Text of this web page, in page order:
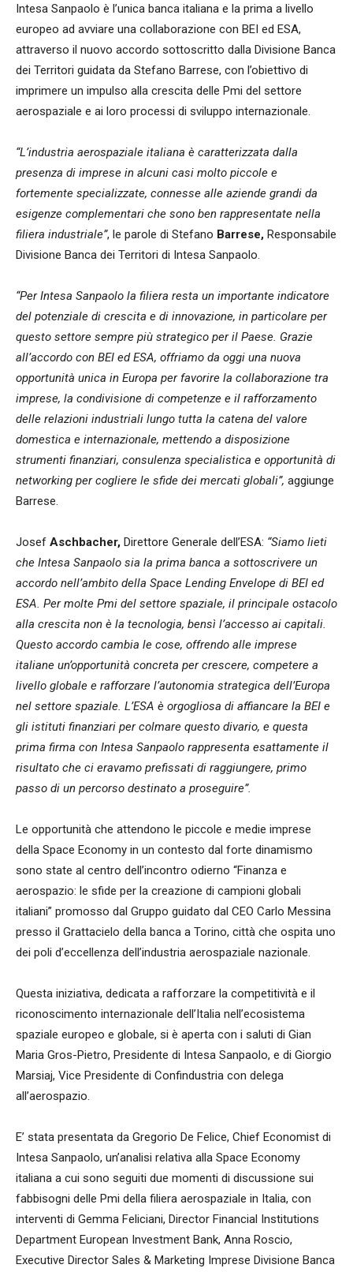
Intesa Sanpaolo è l’unica banca italiana e la prima a livello
europeo ad avviare una collaborazione con BEI ed ESA,
attraverso il nuovo accordo sottoscritto dalla Divisione Banca
dei Territori guidata da Stefano Barrese, con l’obiettivo di
imprimere un impulso alla crescita delle Pmi del settore
aerospaziale e ai loro processi di sviluppo internazionale.
“L’industria aerospaziale italiana è caratterizzata dalla
presenza di imprese in alcuni casi molto piccole e
fortemente specializzate, connesse alle aziende grandi da
esigenze complementari che sono ben rappresentate nella
filiera industriale”, le parole di Stefano Barrese, Responsabile
Divisione Banca dei Territori di Intesa Sanpaolo.
“Per Intesa Sanpaolo la filiera resta un importante indicatore
del potenziale di crescita e di innovazione, in particolare per
questo settore sempre più strategico per il Paese. Grazie
all’accordo con BEI ed ESA, offriamo da oggi una nuova
opportunità unica in Europa per favorire la collaborazione tra
imprese, la condivisione di competenze e il rafforzamento
delle relazioni industriali lungo tutta la catena del valore
domestica e internazionale, mettendo a disposizione
strumenti finanziari, consulenza specialistica e opportunità di
networking per cogliere le sfide dei mercati globali”, aggiunge
Barrese.
Josef Aschbacher, Direttore Generale dell’ESA: “Siamo lieti
che Intesa Sanpaolo sia la prima banca a sottoscrivere un
accordo nell’ambito della Space Lending Envelope di BEI ed
ESA. Per molte Pmi del settore spaziale, il principale ostacolo
alla crescita non è la tecnologia, bensì l’accesso ai capitali.
Questo accordo cambia le cose, offrendo alle imprese
italiane un’opportunità concreta per crescere, competere a
livello globale e rafforzare l’autonomia strategica dell’Europa
nel settore spaziale. L’ESA è orgogliosa di affiancare la BEI e
gli istituti finanziari per colmare questo divario, e questa
prima firma con Intesa Sanpaolo rappresenta esattamente il
risultato che ci eravamo prefissati di raggiungere, primo
passo di un percorso destinato a proseguire”.
Le opportunità che attendono le piccole e medie imprese
della Space Economy in un contesto dal forte dinamismo
sono state al centro dell’incontro odierno “Finanza e
aerospazio: le sfide per la creazione di campioni globali
italiani” promosso dal Gruppo guidato dal CEO Carlo Messina
presso il Grattacielo della banca a Torino, città che ospita uno
dei poli d’eccellenza dell’industria aerospaziale nazionale.
Questa iniziativa, dedicata a rafforzare la competitività e il
riconoscimento internazionale dell’Italia nell’ecosistema
spaziale europeo e globale, si è aperta con i saluti di Gian
Maria Gros-Pietro, Presidente di Intesa Sanpaolo, e di Giorgio
Marsiaj, Vice Presidente di Confindustria con delega
all’aerospazio.
E’ stata presentata da Gregorio De Felice, Chief Economist di
Intesa Sanpaolo, un’analisi relativa alla Space Economy
italiana a cui sono seguiti due momenti di discussione sui
fabbisogni delle Pmi della filiera aerospaziale in Italia, con
interventi di Gemma Feliciani, Director Financial Institutions
Department European Investment Bank, Anna Roscio,
Executive Director Sales & Marketing Imprese Divisione Banca